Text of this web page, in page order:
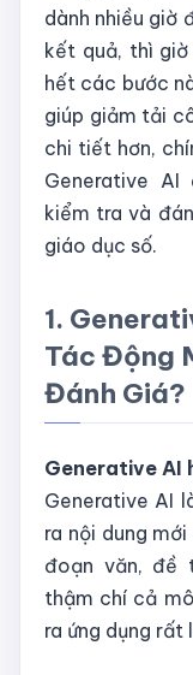
dành nhiều giờ
kết quả, thì
hết các bước
giúp giảm tải
chi tiết hơn,
Generative
kiểm tra và
giáo dục số.
1.
Tác Động
Đánh Giá?
Generative AI
Generative AI
ra nội dung
đoạn văn, đề
thậm chí cả
ra ứng dụng rất